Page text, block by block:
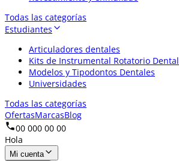
Todas las categorías
Estudiantes
Articuladores dentales
Kits de Instrumental Rotatorio Dental
Modelos y Tipodontos Dentales
Universidades
Todas las categorías
OfertasMarcasBlog
00 000 00 00
Hola
Mi cuenta